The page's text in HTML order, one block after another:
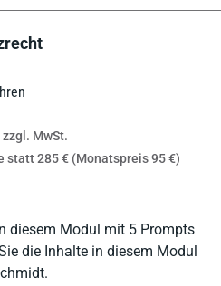
diesem Modul mit 5 Prompts
die Inhalte in diesem Modul
zzgl. MwSt.
statt 285 € (Monatspreis 95 €)